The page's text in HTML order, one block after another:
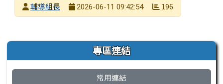
發布者
輔導組長
2026-06-11 09:42:54 196
左邊區域內容 專區連結
常用連結